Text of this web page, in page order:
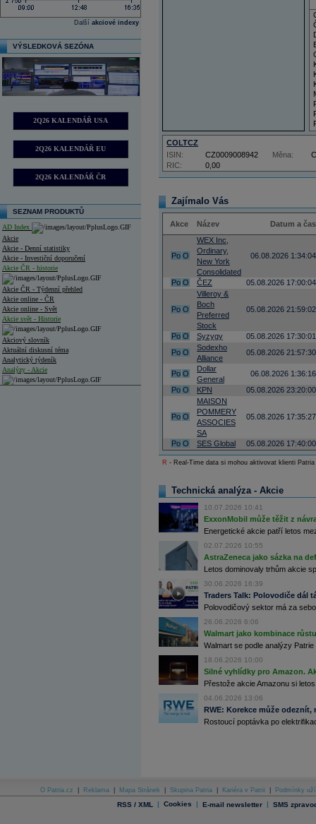
Další akciové indexy
VÝSLEDKOVÁ SEZÓNA
2Q26 KALENDÁŘ USA
2Q26 KALENDÁŘ EU
2Q26 KALENDÁŘ ČR
SEZNAM PRODUKTŮ
AD Index
Akcie
Akcie - Denní statistiky
Akcie - Investiční doporučení
Akcie ČR - historie
Akcie ČR - Týdenní přehled
Akcie online - ČR
Akcie online - Svět
Akcie svět - Historie
Akciový slovník
Aktuální diskusní téma
Analytický týdeník
Analýzy - Akcie
Databanka - Ceny
COLTCZ
RIC: 0,00
ISIN: CZ0009008942 Měna:
Zajímalo Vás
Akce Název Datum a čas
Po O
WEX Inc,
Ordinary,
New York
Consolidated
06.08.2026 1:34:04
Po O ČEZ 05.08.2026 17:00:04
Po O
Villeroy &
Boch
Preferred
Stock
05.08.2026 21:59:02
Po O Syzygy
05.08.2026 17:30:01
Po O
Sodexho
Alliance
05.08.2026 21:57:30
Po O
Dollar
General
06.08.2026 1:36:16
Po O KPN 05.08.2026 23:20:00
Po O
MAISON
POMMERY
ASSOCIES
SA
05.08.2026 17:35:27
Po O SES Global 05.08.2026 17:40:00
R - Real-Time data si mohou aktivovat klienti
Technická analýza - Akcie
10.07.2026 10:41
ExxonMobil může těžit z
Energetické akcie patří letos
02.07.2026 10:55
AstraZeneca jako sázka na
Letos dominovaly trhům akcie
30.06.2026 16:39
Traders Talk: Polovodiče dál
Polovodičový sektor má za
26.06.2026 6:06
Walmart jako kombinace
Walmart se podle analýzy
18.06.2026 10:00
Silné vyhlídky pro Amazon.
Přestože akcie Amazonu si
04.06.2026 13:06
RWE: Korekce může
Rostoucí poptávka po
O Patria.cz Reklama Mapa Stránek Skupina Patria Kariéra v Patrii Podmínky
RSS / XML | Cookies | E-mail newsletter | SMS